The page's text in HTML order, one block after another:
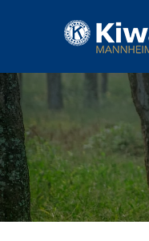
Skip
to
content
SERVING THE